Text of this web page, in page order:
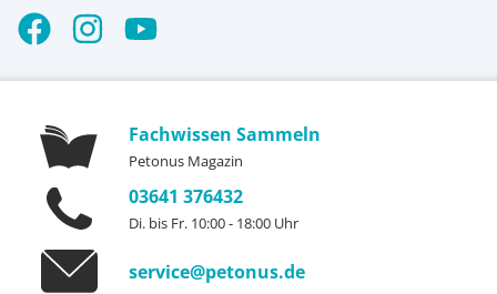
Fachwissen Sammeln
Petonus Magazin
03641 376432
Di. bis Fr. 10:00 - 18:00 Uhr
service@petonus.de